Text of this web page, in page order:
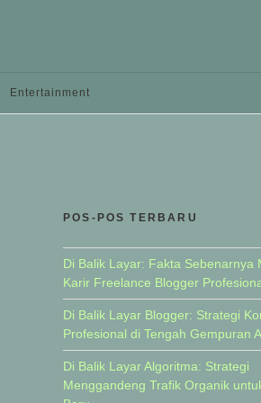
Entertainment
POS-POS TERBARU
Di Balik Layar: Fakta Sebenarnya
Karir Freelance Blogger
Di Balik Layar Blogger: Strategi
Profesional di Tengah Gempuran
Di Balik Layar Algoritma: Strategi
Menggandeng Trafik Organik